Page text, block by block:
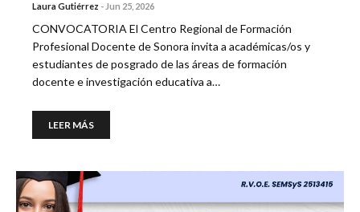
Laura Gutiérrez - Jun 25, 2026
CONVOCATORIA El Centro Regional de Formación
Profesional Docente de Sonora invita a académicas/os y
estudiantes de posgrado de las áreas de formación
docente e investigación educativa a…
LEER MÁS